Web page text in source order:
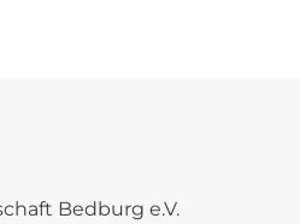
Bedburg e.V.